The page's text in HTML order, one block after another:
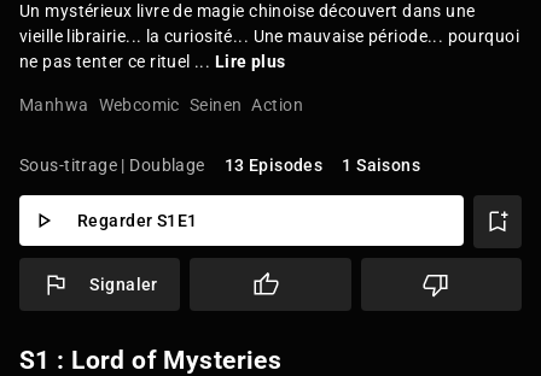
Un mystérieux livre de magie chinoise découvert dans une
vieille librairie... la curiosité... Une mauvaise période... pourquoi
ne pas tenter ce rituel ... Lire plus
Manhwa Webcomic Seinen Action
Sous-titrage | Doublage 13 Episodes 1 Saisons
Regarder S1E1
Signaler
S1 : Lord of Mysteries